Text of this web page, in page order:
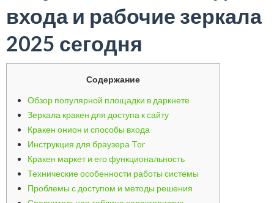
входа и рабочие зеркала
2025 сегодня
Содержание
Обзор популярной площадки в даркнете
Зеркала кракен для доступа к сайту
Кракен онион и способы входа
Инструкция для браузера Tor
Кракен маркет и его функциональность
Технические особенности работы системы
Проблемы с доступом и методы решения